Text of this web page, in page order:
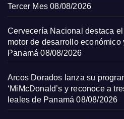
Tercer Mes 08/08/2026
Cervecería Nacional destaca
motor de desarrollo
Panamá 08/08/2026
Arcos Dorados lanza su
‘MiMcDonald’s y reconoce a
leales de Panamá 08/08/2026